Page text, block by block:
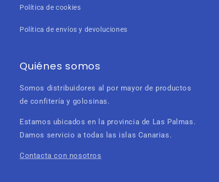
Política de cookies
Política de envíos y devoluciones
Quiénes somos
Somos distribuidores al por mayor de productos
de confitería y golosinas.
Estamos ubicados en la provincia de Las Palmas.
Damos servicio a todas las islas Canarias.
Contacta con nosotros